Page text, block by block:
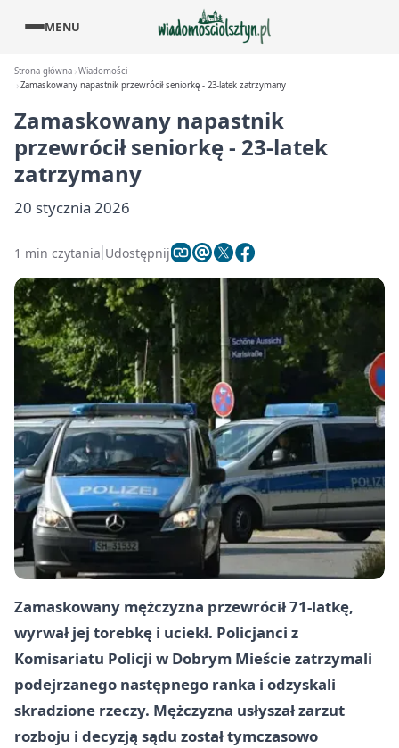
MENU
Strona główna Wiadomości
Zamaskowany napastnik przewrócił seniorkę - 23-latek zatrzymany
Zamaskowany napastnik
przewrócił seniorkę - 23-latek
zatrzymany
20 stycznia 2026
1 min czytania Udostępnij
Zamaskowany mężczyzna przewrócił 71-latkę,
wyrwał jej torebkę i uciekł. Policjanci z
Komisariatu Policji w Dobrym Mieście zatrzymali
podejrzanego następnego ranka i odzyskali
skradzione rzeczy. Mężczyzna usłyszał zarzut
rozboju i decyzją sądu został tymczasowo